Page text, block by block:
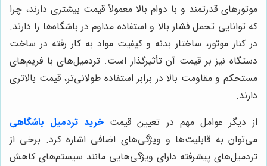
موتورهای قدرتمند و با دوام بالا معمولاً قیمت بیشتری دارند، چرا
که توانایی تحمل فشار بالا و استفاده مداوم در باشگاه‌ها را دارند.
در کنار موتور، ساختار بدنه و کیفیت مواد به کار رفته در ساخت
دستگاه نیز بر قیمت آن تأثیرگذار است. تردمیل‌های با فریم‌های
مستحکم و مقاومت بالا در برابر استفاده طولانی‌تر، قیمت بالاتری
دارند.
از دیگر عوامل مهم در تعیین قیمت خرید تردمیل باشگاهی
می‌توان به قابلیت‌ها و ویژگی‌های اضافی اشاره کرد. برخی از
تردمیل‌های پیشرفته دارای ویژگی‌هایی مانند سیستم‌های کاهش